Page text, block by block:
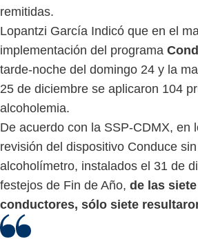
remitidas.
Lopantzi García Indicó que en el
implementación del programa
tarde-noche del domingo 24 y la
25 de diciembre se aplicaron 104
alcoholemia.
De acuerdo con la SSP-CDMX, en
revisión del dispositivo Conduce
alcoholímetro, instalados el 31 de
festejos de Fin de Año, de las
conductores, sólo siete